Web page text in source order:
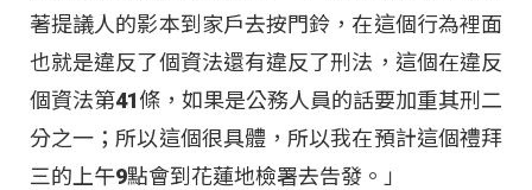
著提議人的影本到家戶去按門鈴，在這個行為裡面
也就是違反了個資法還有違反了刑法，這個在違反
個資法第41條，如果是公務人員的話要加重其刑二
分之一；所以這個很具體，所以我在預計這個禮拜
三的上午9點會到花蓮地檢署去告發。」